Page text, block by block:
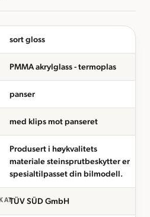
sort gloss
PMMA akrylglass - termoplas
panser
med klips mot panseret
Produsert i høykvalitets
materiale steinsprutbeskytter er
spesialtilpasset din bilmodell.
TÜV SÜD GmbH